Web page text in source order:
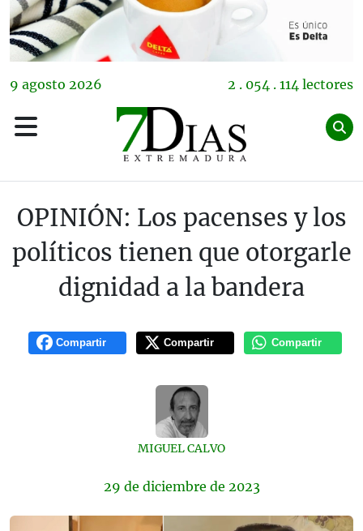
9 agosto 2026 2 . 054 . 114 lectores
OPINIÓN: Los pacenses y los
políticos tienen que otorgarle
dignidad a la bandera
Compartir Compartir Compartir
MIGUEL CALVO
29 de diciembre de 2023